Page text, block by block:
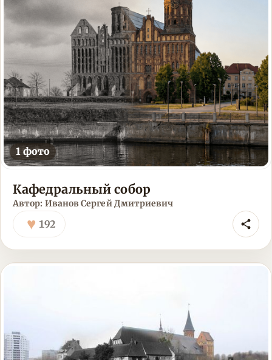
1 фото
Кафедральный собор
Автор: Иванов Сергей Дмитриевич
♥ 192